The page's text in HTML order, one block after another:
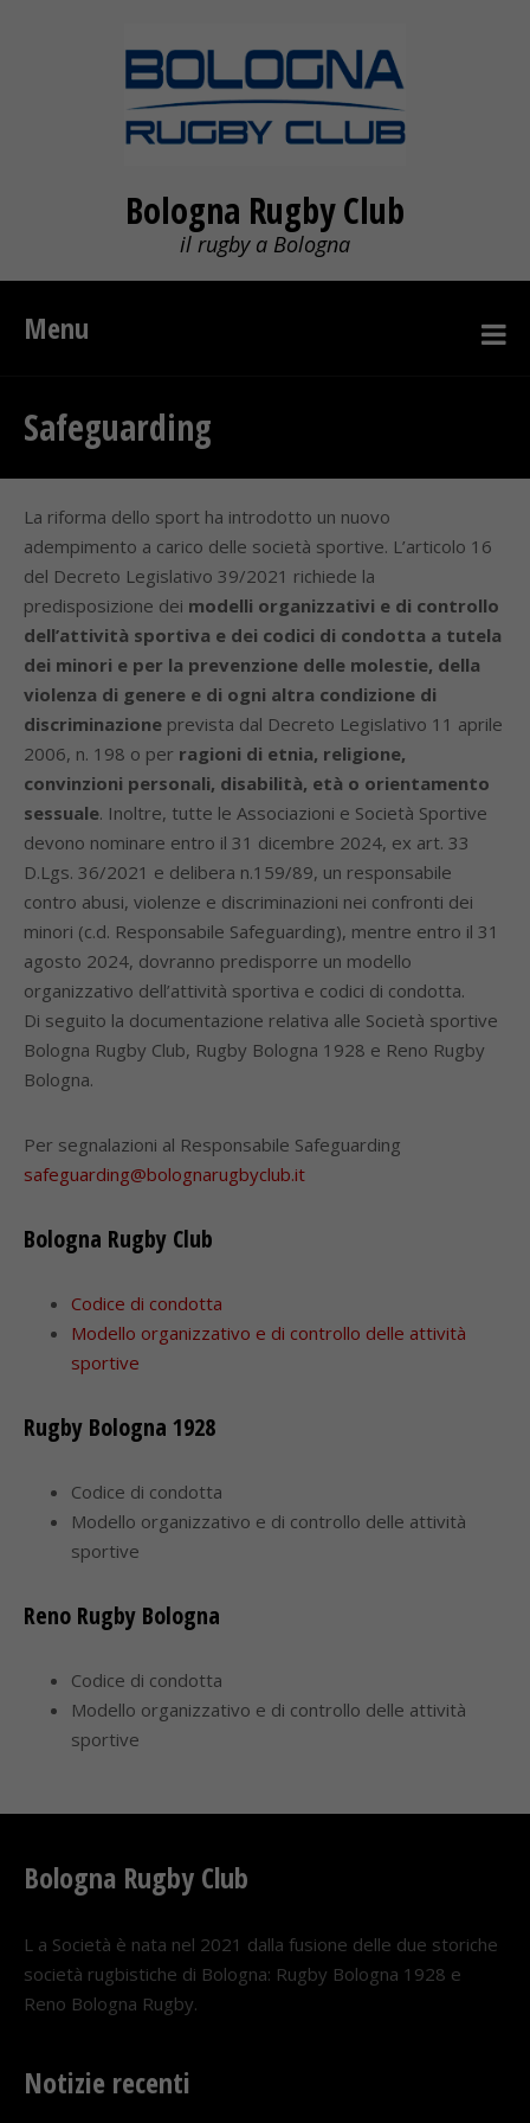
Bologna Rugby Club
il rugby a Bologna
Menu
Safeguarding
La riforma dello sport ha introdotto un nuovo
adempimento a carico delle società sportive. L’articolo 16
del Decreto Legislativo 39/2021 richiede la
predisposizione dei modelli organizzativi e di controllo
dell’attività sportiva e dei codici di condotta a tutela
dei minori e per la prevenzione delle molestie, della
violenza di genere e di ogni altra condizione di
discriminazione prevista dal Decreto Legislativo 11 aprile
2006, n. 198 o per ragioni di etnia, religione,
convinzioni personali, disabilità, età o orientamento
sessuale. Inoltre, tutte le Associazioni e Società Sportive
devono nominare entro il 31 dicembre 2024, ex art. 33
D.Lgs. 36/2021 e delibera n.159/89, un responsabile
contro abusi, violenze e discriminazioni nei confronti dei
minori (c.d. Responsabile Safeguarding), mentre entro il 31
agosto 2024, dovranno predisporre un modello
organizzativo dell’attività sportiva e codici di condotta.
Di seguito la documentazione relativa alle Società sportive
Bologna Rugby Club, Rugby Bologna 1928 e Reno Rugby
Bologna.
Per segnalazioni al Responsabile Safeguarding
safeguarding@bolognarugbyclub.it
Bologna Rugby Club
Codice di condotta
Modello organizzativo e di controllo delle attività
sportive
Rugby Bologna 1928
Codice di condotta
Modello organizzativo e di controllo delle attività
sportive
Reno Rugby Bologna
Codice di condotta
Modello organizzativo e di controllo delle attività
sportive
Bologna Rugby Club
L a Società è nata nel 2021 dalla fusione delle due storiche
società rugbistiche di Bologna: Rugby Bologna 1928 e
Reno Bologna Rugby.
Notizie recenti